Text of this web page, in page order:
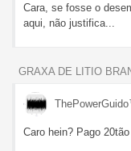
Cara, se fosse o
aqui, não justifica...
GRAXA DE LITIO
Caro hein? Pago